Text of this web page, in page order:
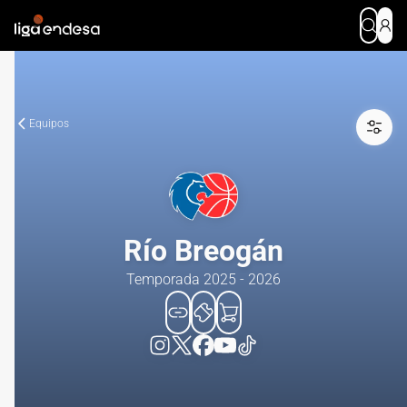
Equipos
Río Breogán
Temporada 2025 - 2026